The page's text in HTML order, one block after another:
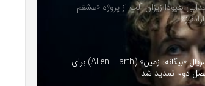
هیودا زیزان آلپ از پروژه «عشقم
سریال «بیگانه: زمین» (Alien: Earth) برای
دوم تمدید شد